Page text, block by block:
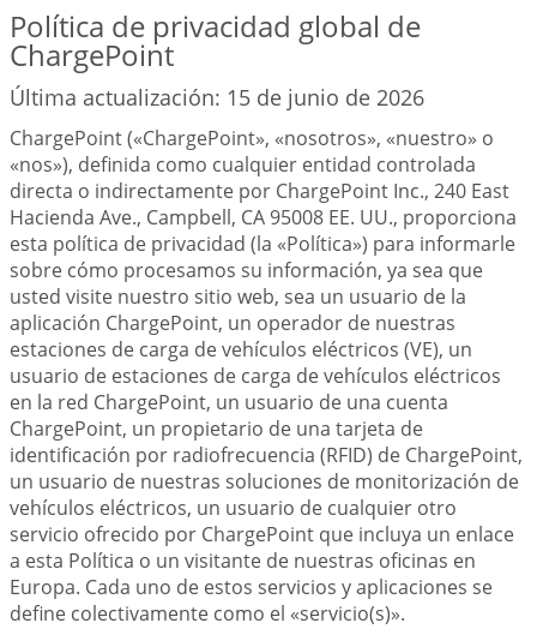
Política de privacidad global de
ChargePoint
Última actualización: 15 de junio de 2026
ChargePoint («ChargePoint», «nosotros», «nuestro» o
«nos»), definida como cualquier entidad controlada
directa o indirectamente por ChargePoint Inc., 240 East
Hacienda Ave., Campbell, CA 95008 EE. UU., proporciona
esta política de privacidad (la «Política») para informarle
sobre cómo procesamos su información, ya sea que
usted visite nuestro sitio web, sea un usuario de la
aplicación ChargePoint, un operador de nuestras
estaciones de carga de vehículos eléctricos (VE), un
usuario de estaciones de carga de vehículos eléctricos
en la red ChargePoint, un usuario de una cuenta
ChargePoint, un propietario de una tarjeta de
identificación por radiofrecuencia (RFID) de ChargePoint,
un usuario de nuestras soluciones de monitorización de
vehículos eléctricos, un usuario de cualquier otro
servicio ofrecido por ChargePoint que incluya un enlace
a esta Política o un visitante de nuestras oficinas en
Europa. Cada uno de estos servicios y aplicaciones se
define colectivamente como el «servicio(s)».